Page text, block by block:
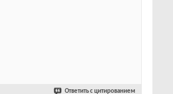
Ответить с цитированием